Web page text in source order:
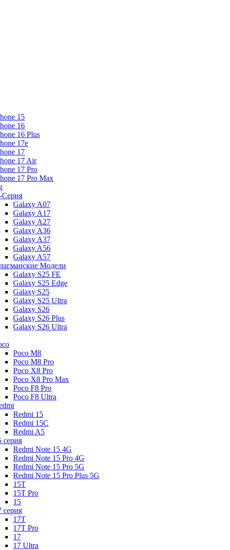
15
16
16 Plus
17e
17
17 Air
17 Pro
17 Pro Max
Galaxy A07
Galaxy A17
Galaxy A27
Galaxy A36
Galaxy A37
Galaxy A56
Galaxy A57
Модели
Galaxy S25 FE
Galaxy S25 Edge
Galaxy S25
Galaxy S25 Ultra
Galaxy S26
Galaxy S26 Plus
Galaxy S26 Ultra
Poco M8
Poco M8 Pro
Poco X8 Pro
Poco X8 Pro Max
Poco F8 Pro
Poco F8 Ultra
Redmi 15
Redmi 15C
Redmi A5
серия
Redmi Note 15 4G
Redmi Note 15 Pro 4G
Redmi Note 15 Pro 5G
Redmi Note 15 Pro Plus 5G
15T
15T Pro
15
серия
17T
17T Pro
17
17 Ultra